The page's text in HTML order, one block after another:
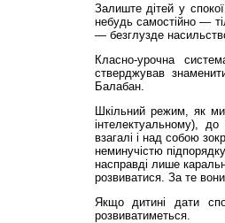
Залиште дітей у
небудь самостійно —
— безглузде
Класно-урочна
стверджував
Балабан.
Шкільний режим, як
інтелектуальному),
взагалі і над собою
неминучістю
насправді лише
розвиватися. За те
Якщо дитині дати
розвиватиметься.